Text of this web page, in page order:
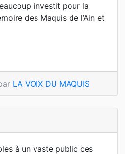
investit pour la
des Maquis de l’Ain et
LA VOIX DU MAQUIS
à un vaste public ces